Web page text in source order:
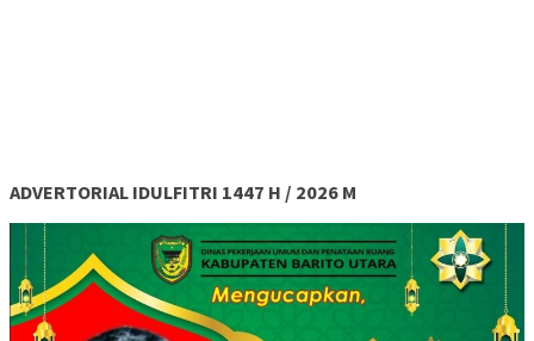
ADVERTORIAL IDULFITRI 1447 H / 2026 M